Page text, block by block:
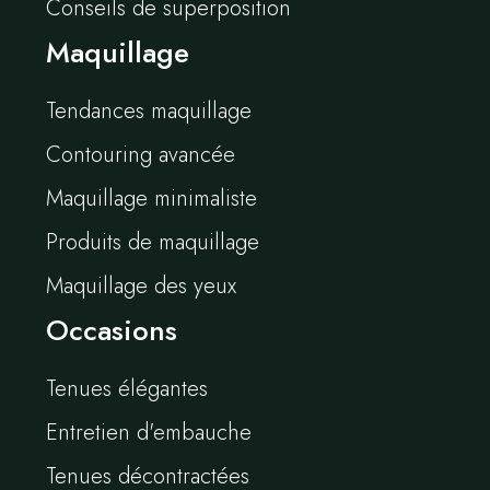
Conseils de superposition
Maquillage
Tendances maquillage
Contouring avancée
Maquillage minimaliste
Produits de maquillage
Maquillage des yeux
Occasions
Tenues élégantes
Entretien d'embauche
Tenues décontractées